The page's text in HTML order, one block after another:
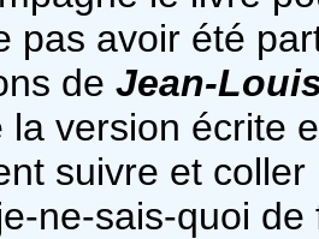
pas avoir été
de Jean-
la version écrite
suivre et
ne-sais-quoi